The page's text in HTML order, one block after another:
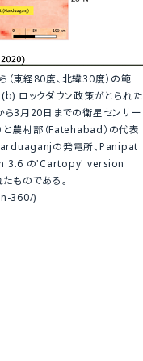
東経80度、北緯30度）の範
(b) ロックダウン政策がとられた
ら3月20日までの衛星センサー
と農村部（Fatehabad）の代表
の発電所、Panipat
3.6 の'Cartopy' version
のである。
360/)